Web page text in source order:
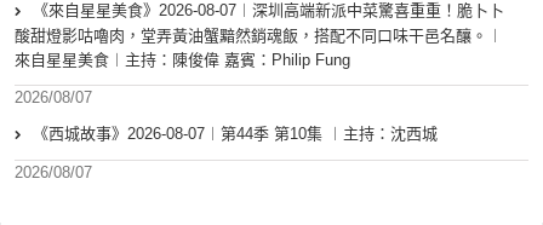
《來自星星美食》2026-08-07︱深圳高端新派中菜驚喜重重！脆卜卜
酸甜燈影咕嚕肉，堂弄黃油蟹黯然銷魂飯，搭配不同口味干邑名釀。︱
來自星星美食︱主持：陳俊偉 嘉賓：Philip Fung
2026/08/07
《西城故事》2026-08-07︱第44季 第10集 ︱主持：沈西城
2026/08/07